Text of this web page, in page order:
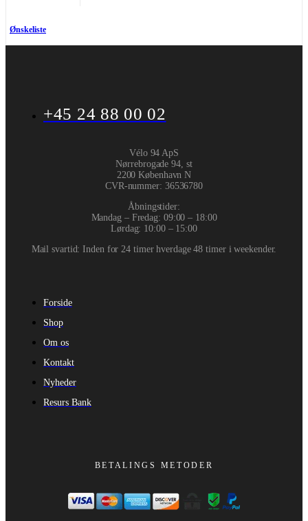
Ønskeliste
+45 24 88 00 02
Vélo 94 ApS
Nørrebrogade 94, st
2200 København N
CVR-nummer: 36536780
Åbningstider:
Mandag – Fredag: 09:00 – 18:00
Lørdag: 10:00 – 15:00
Mail svartid: Inden for 24 timer hverdage 48 timer i weekender.
Forside
Shop
Om os
Kontakt
Nyheder
Resurs Bank
BETALINGS METODER